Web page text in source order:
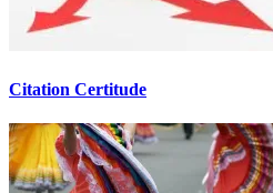
Citation Certitude